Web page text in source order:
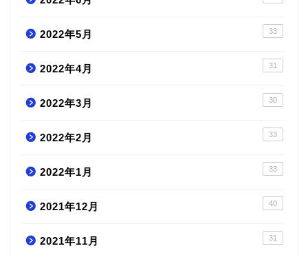
2022年5月 33
2022年4月 31
2022年3月 30
2022年2月 33
2022年1月 33
2021年12月 40
2021年11月 31